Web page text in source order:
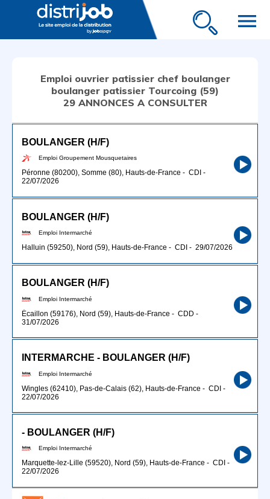
menu
Emploi ouvrier patissier chef boulanger
boulanger patissier Tourcoing (59)
29 ANNONCES A CONSULTER
BOULANGER (H/F)
Emploi Groupement Mousquetaires
Péronne (80200), Somme (80), Hauts-de-France - CDI -
22/07/2026
BOULANGER (H/F)
Emploi Intermarché
Halluin (59250), Nord (59), Hauts-de-France - CDI - 29/07/2026
BOULANGER (H/F)
Emploi Intermarché
Écaillon (59176), Nord (59), Hauts-de-France - CDD -
31/07/2026
INTERMARCHE - BOULANGER (H/F)
Emploi Intermarché
Wingles (62410), Pas-de-Calais (62), Hauts-de-France - CDI -
22/07/2026
- BOULANGER (H/F)
Emploi Intermarché
Marquette-lez-Lille (59520), Nord (59), Hauts-de-France - CDI -
22/07/2026